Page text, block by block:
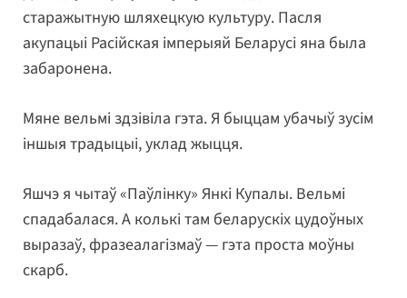
старажытную шляхецкую культуру. Пасля
акупацыі Расійская імперыяй Беларусі яна была
забаронена.
Мяне вельмі здзівіла гэта. Я быццам убачыў зусім
іншыя традыцыі, уклад жыцця.
Яшчэ я чытаў «Паўлінку» Янкі Купалы. Вельмі
спадабалася. А колькі там беларускіх цудоўных
выразаў, фразеалагізмаў — гэта проста моўны
скарб.